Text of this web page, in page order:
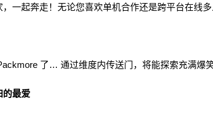
一起奔走！无论您喜欢单机合作还是跨平台在线多
了… 通过维度内传送门，将能探索充满爆笑
最爱